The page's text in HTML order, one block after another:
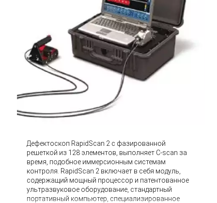
Дефектоскоп RapidScan 2 с фазированной
решеткой из 128 элементов, выполняет C-scan за
время, подобное иммерсионным системам
контроля. RapidScan 2 включает в себя модуль,
содержащий мощный процессор и патентованное
ультразвуковое оборудование, стандартный
портативный компьютер, специализированное